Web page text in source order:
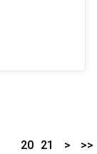
20 21 > >>